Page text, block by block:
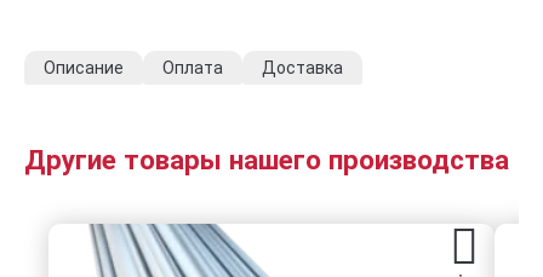
Описание Оплата Доставка
Другие товары нашего производства